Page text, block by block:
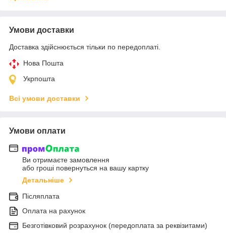
Умови доставки
Доставка здійснюється тільки по передоплаті.
Нова Пошта
Укрпошта
Всі умови доставки
Умови оплати
Ви отримаєте замовлення
або гроші повернуться на вашу картку
Детальніше
Післяплата
Оплата на рахунок
Безготівковий розрахунок (передоплата за реквізитами)